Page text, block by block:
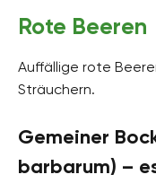
Rote Beeren
Auffällige rote
Sträuchern.
Gemeiner
barbarum) –